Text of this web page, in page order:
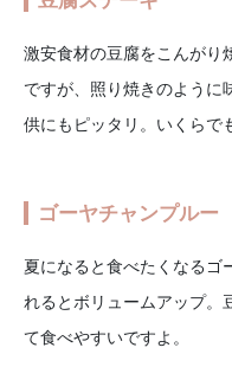
激安食材の豆腐をこんがり
ですが、照り焼きのように
供にもピッタリ。いくら
ゴーヤチャンプルー
夏になると食べたくなるゴ
れるとボリュームアップ。
て食べやすいですよ。